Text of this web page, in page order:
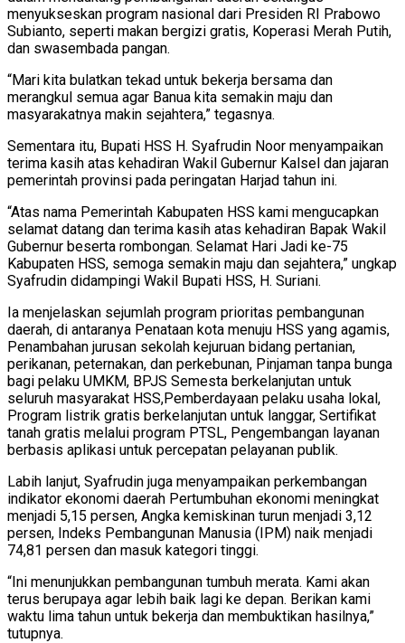
menyukseskan program nasional dari Presiden RI Prabowo
Subianto, seperti makan bergizi gratis, Koperasi Merah Putih,
dan swasembada pangan.
“Mari kita bulatkan tekad untuk bekerja bersama dan
merangkul semua agar Banua kita semakin maju dan
masyarakatnya makin sejahtera,” tegasnya.
Sementara itu, Bupati HSS H. Syafrudin Noor menyampaikan
terima kasih atas kehadiran Wakil Gubernur Kalsel dan jajaran
pemerintah provinsi pada peringatan Harjad tahun ini.
“Atas nama Pemerintah Kabupaten HSS kami mengucapkan
selamat datang dan terima kasih atas kehadiran Bapak Wakil
Gubernur beserta rombongan. Selamat Hari Jadi ke-75
Kabupaten HSS, semoga semakin maju dan sejahtera,” ungkap
Syafrudin didampingi Wakil Bupati HSS, H. Suriani.
Ia menjelaskan sejumlah program prioritas pembangunan
daerah, di antaranya Penataan kota menuju HSS yang agamis,
Penambahan jurusan sekolah kejuruan bidang pertanian,
perikanan, peternakan, dan perkebunan, Pinjaman tanpa bunga
bagi pelaku UMKM, BPJS Semesta berkelanjutan untuk
seluruh masyarakat HSS,Pemberdayaan pelaku usaha lokal,
Program listrik gratis berkelanjutan untuk langgar, Sertifikat
tanah gratis melalui program PTSL, Pengembangan layanan
berbasis aplikasi untuk percepatan pelayanan publik.
Labih lanjut, Syafrudin juga menyampaikan perkembangan
indikator ekonomi daerah Pertumbuhan ekonomi meningkat
menjadi 5,15 persen, Angka kemiskinan turun menjadi 3,12
persen, Indeks Pembangunan Manusia (IPM) naik menjadi
74,81 persen dan masuk kategori tinggi.
“Ini menunjukkan pembangunan tumbuh merata. Kami akan
terus berupaya agar lebih baik lagi ke depan. Berikan kami
waktu lima tahun untuk bekerja dan membuktikan hasilnya,”
tutupnya.